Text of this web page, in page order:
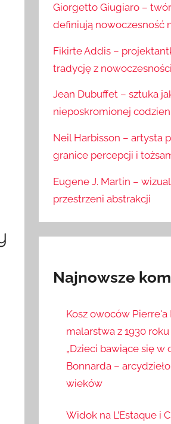
Giorgetto Giugiaro –
definiują nowoczesność
Fikirte Addis –
tradycję z
Jean Dubuffet – sztuka
nieposkromionej
Neil Harbisson – artysta
granice percepcji i
Eugene J. Martin –
przestrzeni abstrakcji
Najnowsze
Kosz owoców
malarstwa z 1930
„Dzieci bawiące się w
Bonnarda –
wieków
Widok na L’Estaque i